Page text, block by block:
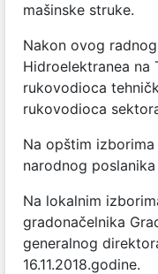
mašinske struke.
Nakon ovog
Hidroelektranea na
rukovodioca
rukovodioca
Na opštim
narodnog poslanika
Na lokalnim
gradonačelnika
generalnog
16.11.2018.godine.